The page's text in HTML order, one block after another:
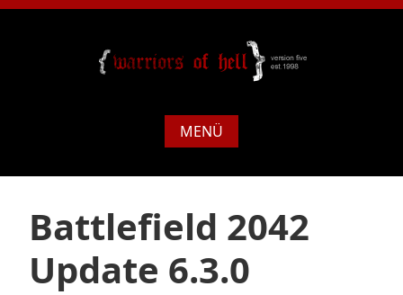
MENÜ
Battlefield 2042
Update 6.3.0